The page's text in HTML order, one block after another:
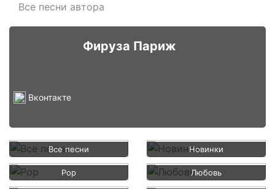
Все песни автора
Фируза Париж
Вконтакте
Все песни Новинки
Pop Любовь